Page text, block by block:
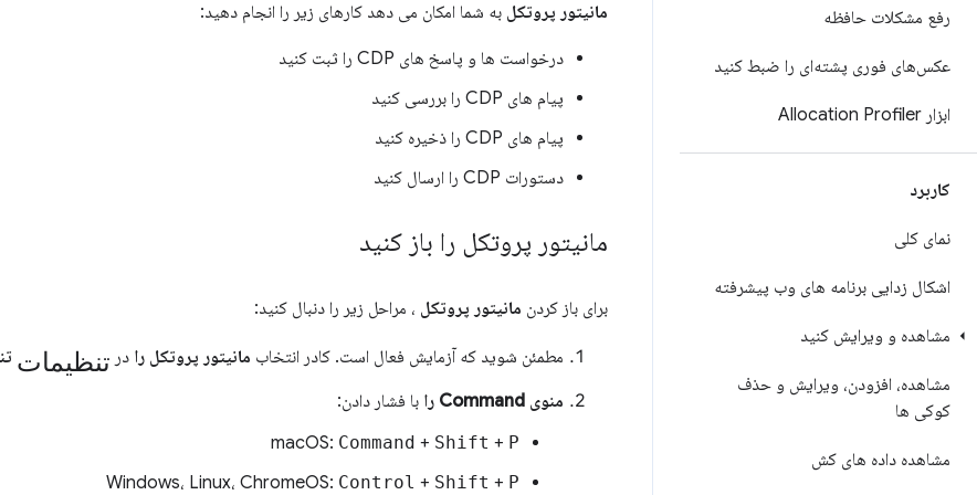
رفع مشکلات حافظه
عکس‌های فوری پشته‌ای را ضبط کنید
ابزار Allocation Profiler
کاربرد
نمای کلی
اشکال زدایی برنامه های وب پیشرفته
مشاهده و ویرایش کنید
مشاهده، افزودن، ویرایش و حذف
کوکی ها
مشاهده داده های کش
مانیتور پروتکل به شما امکان می دهد کارهای زیر را انجام دهید:
درخواست ها و پاسخ های CDP را ثبت کنید
پیام های CDP را بررسی کنید
پیام های CDP را ذخیره کنید
دستورات CDP را ارسال کنید
مانیتور پروتکل را باز کنید
برای باز کردن مانیتور پروتکل ، مراحل زیر را دنبال کنید:
مطمئن شوید که آزمایش فعال است. کادر انتخاب مانیتور پروتکل را در تنظیمات
منوی Command را
با فشار دادن:
macOS: Command + Shift + P
Windows، Linux، ChromeOS: Control + Shift + P